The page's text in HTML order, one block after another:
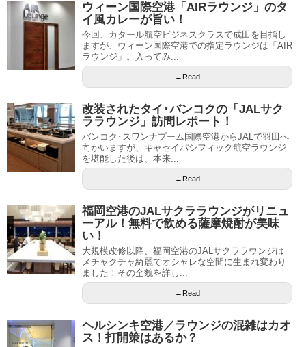
ウィーン国際空港「AIRラウンジ」のタ
イ風カレーが旨い！
今回、カタール航空ビジネスクラスで成田を目指し
ますが、ウィーン国際空港での指定ラウンジは「AIR
ラウンジ」。入ってみ...
→Read
改装されたタイ･バンコクの「JALサク
ララウンジ」訪問レポート！
バンコク･スワンナプーム国際空港からJALで羽田へ
向かいますが、キャセイパシフィック航空ラウンジ
を堪能した後は、本来...
→Read
福岡空港のJALサクララウンジがリニュ
ーアル！無料で飲める薩摩焼酎が美味
い！
大規模改修以降、福岡空港のJALサクララウンジは
メチャクチャ綺麗でオシャレな空間に生まれ変わり
ました！その全貌を詳し...
→Read
ヘルシンキ空港／ラウンジの混雑はカオ
ス！打開策はあるか？